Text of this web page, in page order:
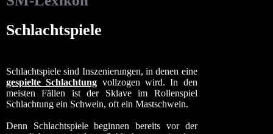
Schlachtspiele
Schlachtspiele sind Inszenierungen, in denen eine
gespielte Schlachtung vollzogen wird. In den
meisten Fällen ist der Sklave im Rollenspiel
Schlachtung ein Schwein, oft ein Mastschwein.
Denn Schlachtspiele beginnen bereits vor der